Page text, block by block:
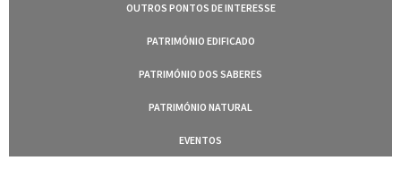
OUTROS PONTOS DE INTERESSE
PATRIMÓNIO EDIFICADO
PATRIMÓNIO DOS SABERES
PATRIMÓNIO NATURAL
EVENTOS